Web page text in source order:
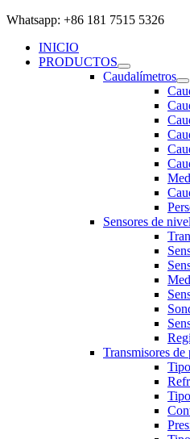
Whatsapp: +86 181 7515 5326
INICIO
PRODUCTOS
Caudalímetros
Sensores de nivel
Transmisores de